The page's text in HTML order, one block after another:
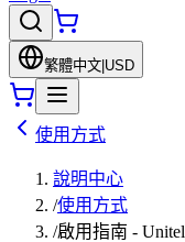
繁體中文 USD
使用方式
說明中心
/使用方式
/啟用指南 - Unitel